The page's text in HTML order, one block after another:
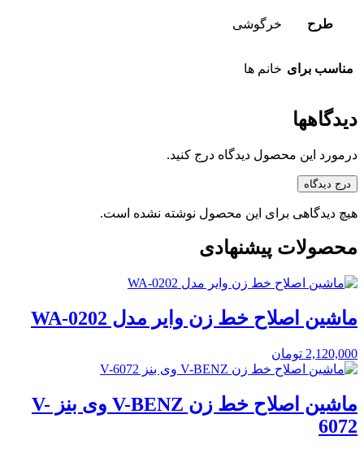
طرح خرگوشی
مناسب برای خانم ها
دیدگاهها
درمورد این محصول دیدگاه درج کنید.
درج دیدگاه
هیچ دیدگاهی برای این محصول نوشته نشده است.
محصولات پیشنهادی
ماشین اصلاح خط زن وایر مدل WA-0202
2,120,000 تومان
ماشین اصلاح خط زن V-BENZ وی بنز V-
6072